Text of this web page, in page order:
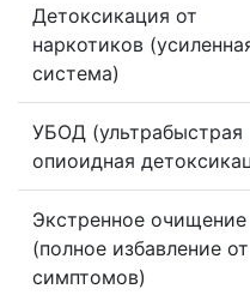
Детоксикация от
наркотиков
система)
УБОД (ультрабыстрая
опиоидная
Экстренное очищение
(полное избавление от
симптомов)